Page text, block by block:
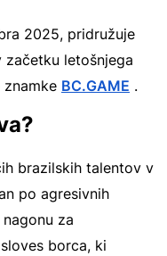
2025, pridružuje
letošnjega
BC.GAME .
brazilskih talentov v
po agresivnih
za
borca, ki